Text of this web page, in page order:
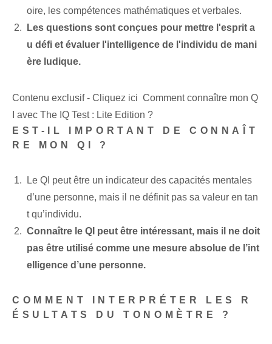
oire, les compétences mathématiques et verbales.
Les questions sont conçues pour mettre l'esprit a
u défi et évaluer l'intelligence de l'individu de mani
ère ludique.
Contenu exclusif - Cliquez ici Comment connaître mon Q
I avec The IQ Test : Lite Edition ?
EST-IL IMPORTANT DE CONNAÎT
RE MON QI ?
Le QI peut être un indicateur des capacités mentales
d’une personne, mais il ne définit pas sa valeur en tan
t qu’individu.
Connaître le QI peut être intéressant, mais il ne doit
pas être utilisé comme une mesure absolue de l’int
elligence d’une personne.
COMMENT INTERPRÉTER LES R
ÉSULTATS DU TONOMÈTRE ?